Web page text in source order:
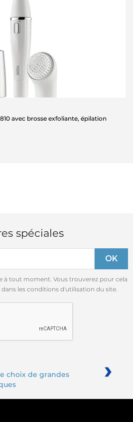
avec brosse exfoliante, épilation
spéciales
à tout moment. Vous trouverez pour cela
les conditions d'utilisation du site.
choix de grandes
›